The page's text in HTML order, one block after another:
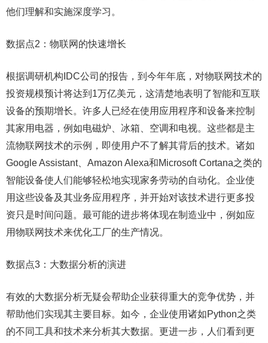
他们理解和实施深度学习。
数据点2：物联网的快速增长
根据调研机构IDC公司的报告，到今年年底，对物联网技术的
投资规模预计将达到1万亿美元，这清楚地表明了智能和互联
设备的预期增长。许多人已经在使用应用程序和设备来控制
其家用电器，例如电磁炉、冰箱、空调和电视。这些都是主
流物联网技术的示例，即使用户不了解其背后的技术。诸如
Google Assistant、Amazon Alexa和Microsoft Cortana之类的
智能设备使人们能够轻松地实现家务劳动的自动化。企业使
用这些设备及其业务应用程序，并开始对该技术进行更多投
资只是时间问题。最可能的进步将体现在制造业中，例如应
用物联网技术来优化工厂的生产情况。
数据点3：大数据分析的演进
有效的大数据分析无疑会帮助企业获得重大的竞争优势，并
帮助他们实现其主要目标。如今，企业使用诸如Python之类
的不同工具和技术来分析其大数据。更进一步，人们看到更